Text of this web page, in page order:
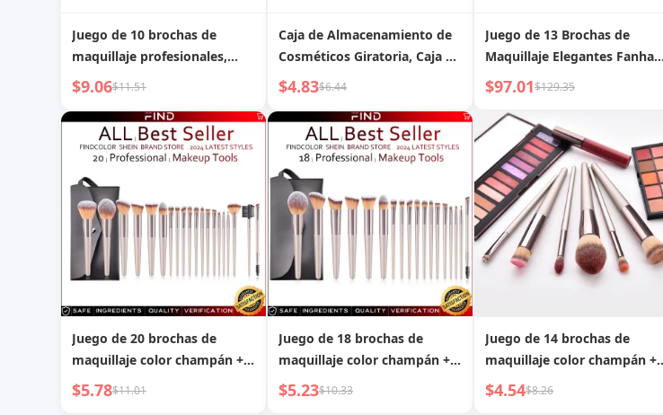
Juego de 10 brochas de
maquillaje profesionales,
herramientas de belleza
$9.06$11.51
Caja de Almacenamiento de
Cosméticos Giratoria, Caja de
Acabado de Lápiz Labial de
Lujo para Tocador, Estante de
Almacenamiento de Brochas
de Maquillaje para el Cuidado
de la Piel
$4.83$6.44
Juego de 13 Brochas de
Maquillaje Elegantes Fanhan
de Nogal Negro
$97.01$129.35
Juego de 20 brochas de
maquillaje color champán +
neceser, incluye brocha para
polvos, brocha para
$5.78$11.01
Juego de 18 brochas de
maquillaje color champán +
neceser, incluye brocha para
polvos, brocha para
$5.23$10.33
Juego de 14 brochas de
maquillaje color champán +
neceser, incluye brocha para
polvos, brocha para
$4.54$8.26